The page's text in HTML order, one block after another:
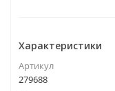
Характеристики
Артикул
279688